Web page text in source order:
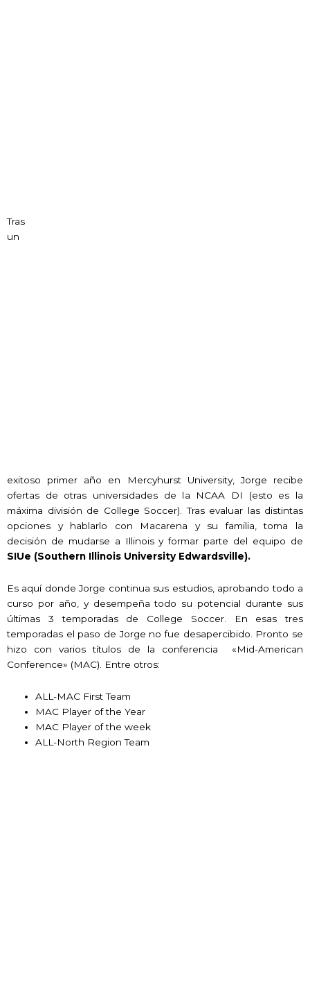
Tras
un
exitoso primer año en Mercyhurst University, Jorge recibe
ofertas de otras universidades de la NCAA DI (esto es la
máxima división de College Soccer). Tras evaluar las distintas
opciones y hablarlo con Macarena y su familia, toma la
decisión de mudarse a Illinois y formar parte del equipo de
SIUe (Southern Illinois University Edwardsville).
Es aquí donde Jorge continua sus estudios, aprobando todo a
curso por año, y desempeña todo su potencial durante sus
últimas 3 temporadas de College Soccer. En esas tres
temporadas el paso de Jorge no fue desapercibido. Pronto se
hizo con varios títulos de la conferencia «Mid-American
Conference» (MAC). Entre otros:
ALL-MAC First Team
MAC Player of the Year
MAC Player of the week
ALL-North Region Team